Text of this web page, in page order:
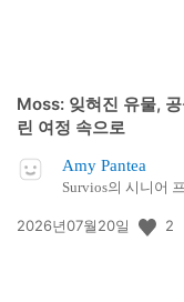
Moss: 잊혀진 유물,
린 여정 속으로
Amy Pantea
Survios의 시니어
공
2026년07월20일 2